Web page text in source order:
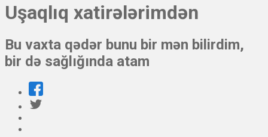
Uşaqlıq xatirələrimdən
Bu vaxta qədər bunu bir mən bilirdim,
bir də sağlığında atam